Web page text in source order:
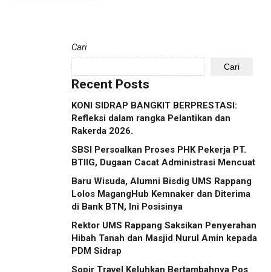
Cari
Cari
Recent Posts
KONI SIDRAP BANGKIT BERPRESTASI:
Refleksi dalam rangka Pelantikan dan
Rakerda 2026.
SBSI Persoalkan Proses PHK Pekerja PT.
BTIIG, Dugaan Cacat Administrasi Mencuat
Baru Wisuda, Alumni Bisdig UMS Rappang
Lolos MagangHub Kemnaker dan Diterima
di Bank BTN, Ini Posisinya
Rektor UMS Rappang Saksikan Penyerahan
Hibah Tanah dan Masjid Nurul Amin kepada
PDM Sidrap
Sopir Travel Keluhkan Bertambahnya Pos